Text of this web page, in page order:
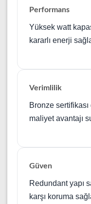
Performans
Yüksek watt
kararlı enerji
Verimlilik
Bronze sertifikası
maliyet avantajı
Güven
Redundant yapı
karşı koruma